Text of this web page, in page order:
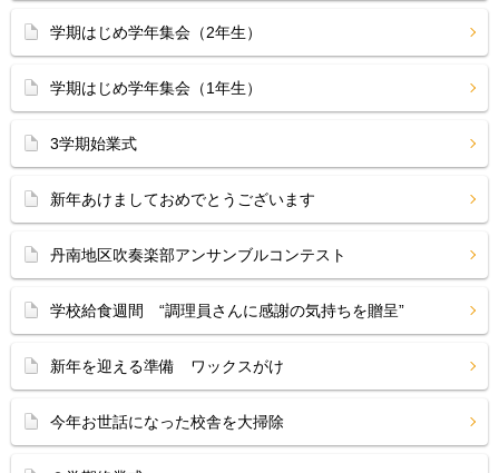
学期はじめ学年集会（2年生）
学期はじめ学年集会（1年生）
3学期始業式
新年あけましておめでとうございます
丹南地区吹奏楽部アンサンブルコンテスト
学校給食週間 “調理員さんに感謝の気持ちを贈呈”
新年を迎える準備 ワックスがけ
今年お世話になった校舎を大掃除